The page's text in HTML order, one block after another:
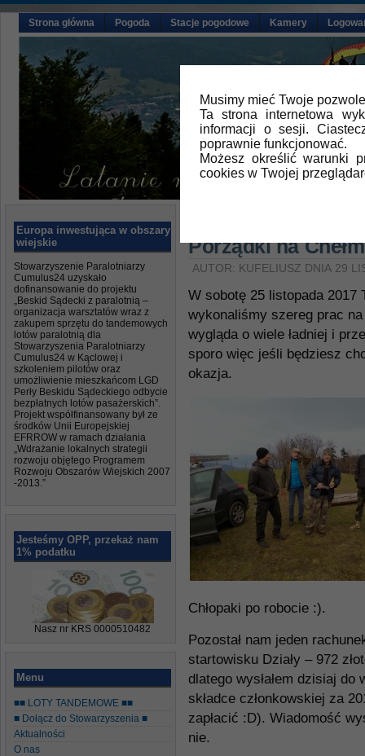
Musimy mieć Twoje
Ta strona internetowa
informacji o sesji.
poprawnie funkcjonować.
Możesz określić warunki
cookies w Twojej
Strona główna Pogoda Stacje pogodowe Kamery
Europa inwestująca w obszary
wiejskie
Stowarzyszenie Paralotniarzy
Cumulus24 uzyskało
dofinansowanie do projektu
„Beskid Sądecki z paralotnią –
organizacja warsztatów wraz z
zakupem sprzętu do tandemowych
lotów paralotnią dla
Stowarzyszenia Paralotniarzy
Cumulus24 w Kąclowej i
szkoleniem pilotów oraz
umożliwienie mieszkańcom LGD
Perły Beskidu Sądeckiego odbycie
bezpłatnych lotów pasażerskich”.
Projekt współfinansowany był ze
środków Unii Europejskiej
EFRROW w ramach działania
„Wdrażanie lokalnych strategii
rozwoju objętego Programem
Rozwoju Obszarów Wiejskich 2007
-2013.”
Jesteśmy OPP, przekaż nam
1% podatku
Nasz nr KRS 0000510482
Menu
■■ LOTY TANDEMOWE ■■
■ Dołącz do Stowarzyszenia ■
Aktualności
O nas
Porządki na
AUTOR: KUFELIUSZ DNIA 29
W sobotę 25 listopada 2017
wykonaliśmy szereg prac
wygląda o wiele ładniej i
sporo więc jeśli będziesz
okazja.
Chłopaki po robocie :).
Pozostał nam jeden
startowisku Działy – 972
dlatego wysłałem dzisiaj
składce członkowskiej za
zapłacić :D). Wiadomość
nie.